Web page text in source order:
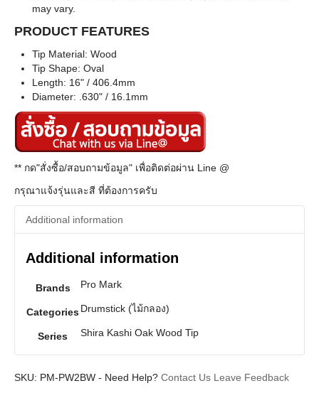
may vary.
PRODUCT FEATURES
Tip Material: Wood
Tip Shape: Oval
Length: 16" / 406.4mm
Diameter: .630" / 16.1mm
** กด"สั่งซื้อ/สอบถามข้อมูล" เพื่อติดต่อผ่าน Line @
กรุณาแจ้งรุ่นและสี ที่ต้องการครับ
Additional information
Additional information
Brands Pro Mark
CategoriesDrumstick (ไม้กลอง)
Series Shira Kashi Oak Wood Tip
SKU: PM-PW2BW - Need Help? Contact Us Leave Feedback